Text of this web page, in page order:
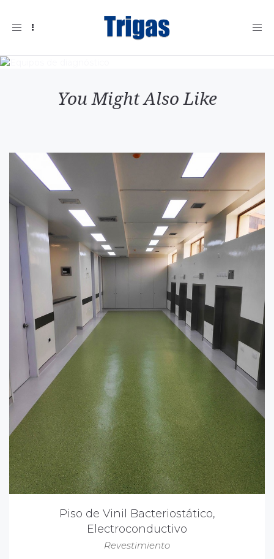
Toggle
You Might Also Like
Piso de Vinil Bacteriostático,
Electroconductivo
Revestimiento